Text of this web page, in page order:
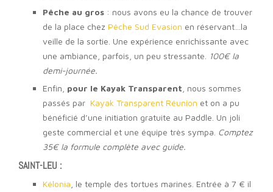
Pêche au gros : nous avons eu la chance de trouver
de la place chez Pêche Sud Evasion en réservant…la
veille de la sortie. Une expérience enrichissante avec
une ambiance, parfois, un peu stressante.
100€ la
demi-journée.
Enfin, pour le Kayak Transparent , nous sommes
passés par Kayak Transparent Réunion et on a pu
bénéficié d’une initiation gratuite au Paddle. Un joli
geste commercial et une équipe très sympa. Comptez
35€ la formule complète avec guide.
SAINT-LEU :
Kélonia , le temple des tortues marines. Entrée à 7 € il